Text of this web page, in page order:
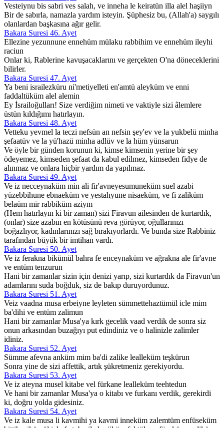
Vesteiynu bis sabri ves salah, ve inneha le keiratün illa alel haşiiyn
Bir de sabırla, namazla yardım isteyin. Şüphesiz bu, (Allah'a) saygılı
olanlardan başkasına ağır gelir.
Bakara Suresi 46. Ayet
Ellezine yezunnune ennehüm mülaku rabbihim ve ennehüm ileyhi
raciun
Onlar ki, Rablerine kavuşacaklarını ve gerçekten O'na döneceklerini
bilirler.
Bakara Suresi 47. Ayet
Ya beni israilezküru ni'metiyelleti en'amtü aleyküm ve enni
faddaltüküm alel alemin
Ey İsrailoğulları! Size verdiğim nimeti ve vaktiyle sizi âlemlere
üstün kıldığımı hatırlayın.
Bakara Suresi 48. Ayet
Vetteku yevmel la teczi nefsün an nefsin şey'ev ve la yukbelü minha
şefaatüv ve la yü'hazü minha adlüv ve la hüm yünsarun
Ve öyle bir günden korunun ki, kimse kimsenin yerine bir şey
ödeyemez, kimseden şefaat da kabul edilmez, kimseden fidye de
alınmaz ve onlara hiçbir yardım da yapılmaz.
Bakara Suresi 49. Ayet
Ve iz necceynaküm min ali fir'avneyesumuneküm suel azabi
yüzebbihune ebnaeküm ve yestahyune nisaeküm, ve fi zaliküm
belaüm mir rabbiküm aziym
(Hem hatırlayın ki bir zaman) sizi Firavun ailesinden de kurtardık,
(onlar) size azabın en kötüsünü reva görüyor, oğullarınızı
boğazlıyor, kadınlarınızı sağ bırakıyorlardı. Ve bunda size Rabbiniz
tarafından büyük bir imtihan vardı.
Bakara Suresi 50. Ayet
Ve iz ferakna bikümül bahra fe enceynaküm ve ağrakna ale fir'avne
ve entüm tenzurun
Hani bir zamanlar sizin için denizi yarıp, sizi kurtardık da Firavun'un
adamlarını suda boğduk, siz de bakıp duruyordunuz.
Bakara Suresi 51. Ayet
Veiz vaadna musa erbeiyne leyleten sümmettehaztümül icle mim
ba'dihi ve entüm zalimun
Hani bir zamanlar Musa'ya kırk gecelik vaad verdik de sonra siz
onun arkasından buzağıyı put edindiniz ve o halinizle zalimler
idiniz.
Bakara Suresi 52. Ayet
Sümme afevna anküm mim ba'di zalike lealleküm teşkürun
Sonra yine de sizi affettik, artık şükretmeniz gerekiyordu.
Bakara Suresi 53. Ayet
Ve iz ateyna musel kitabe vel fürkane lealleküm teehtedun
Ve hani bir zamanlar Musa'ya o kitabı ve furkanı verdik, gerekirdi
ki, doğru yolda gidesiniz.
Bakara Suresi 54. Ayet
Ve iz kale musa li kavmihi ya kavmi inneküm zalemtüm enfüseküm